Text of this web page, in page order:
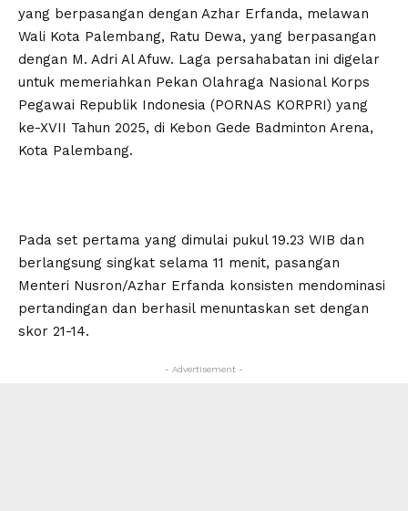
yang berpasangan dengan Azhar Erfanda, melawan
Wali Kota Palembang, Ratu Dewa, yang berpasangan
dengan M. Adri Al Afuw. Laga persahabatan ini digelar
untuk memeriahkan Pekan Olahraga Nasional Korps
Pegawai Republik Indonesia (PORNAS KORPRI) yang
ke-XVII Tahun 2025, di Kebon Gede Badminton Arena,
Kota Palembang.
Pada set pertama yang dimulai pukul 19.23 WIB dan
berlangsung singkat selama 11 menit, pasangan
Menteri Nusron/Azhar Erfanda konsisten mendominasi
pertandingan dan berhasil menuntaskan set dengan
skor 21-14.
- Advertisement -